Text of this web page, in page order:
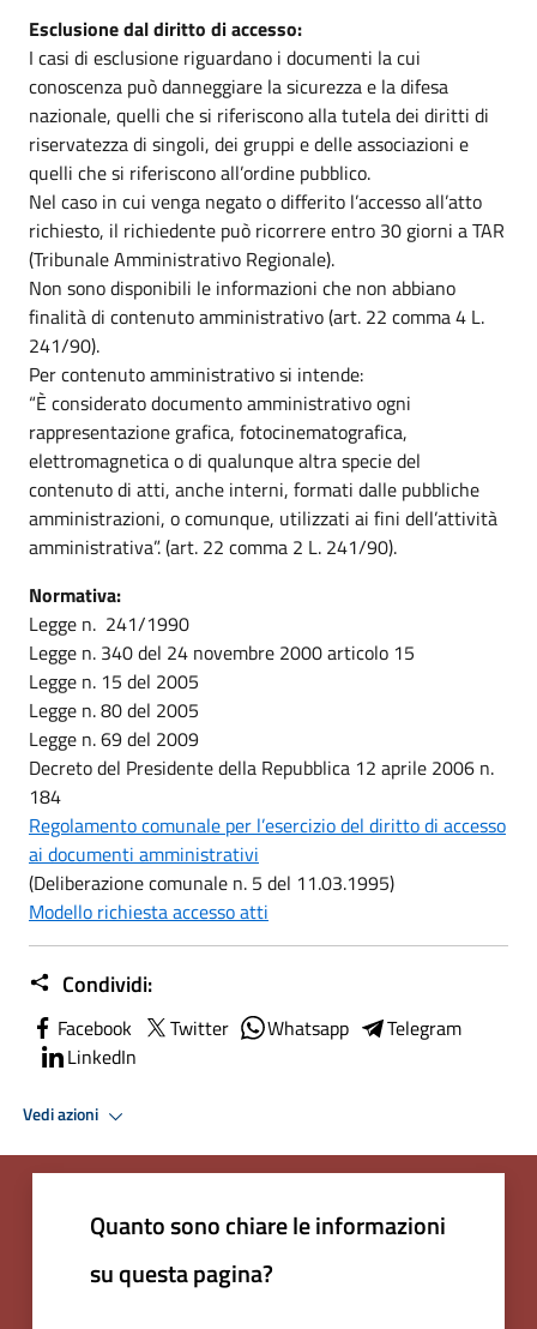
Esclusione dal diritto di accesso:
I casi di esclusione riguardano i documenti la cui
conoscenza può danneggiare la sicurezza e la difesa
nazionale, quelli che si riferiscono alla tutela dei diritti di
riservatezza di singoli, dei gruppi e delle associazioni e
quelli che si riferiscono all’ordine pubblico.
Nel caso in cui venga negato o differito l’accesso all’atto
richiesto, il richiedente può ricorrere entro 30 giorni a TAR
(Tribunale Amministrativo Regionale).
Non sono disponibili le informazioni che non abbiano
finalità di contenuto amministrativo (art. 22 comma 4 L.
241/90).
Per contenuto amministrativo si intende:
“È considerato documento amministrativo ogni
rappresentazione grafica, fotocinematografica,
elettromagnetica o di qualunque altra specie del
contenuto di atti, anche interni, formati dalle pubbliche
amministrazioni, o comunque, utilizzati ai fini dell’attività
amministrativa”. (art. 22 comma 2 L. 241/90).
Normativa:
Legge n. 241/1990
Legge n. 340 del 24 novembre 2000 articolo 15
Legge n. 15 del 2005
Legge n. 80 del 2005
Legge n. 69 del 2009
Decreto del Presidente della Repubblica 12 aprile 2006 n.
184
Regolamento comunale per l’esercizio del diritto di accesso
ai documenti amministrativi
(Deliberazione comunale n. 5 del 11.03.1995)
Modello richiesta accesso atti
Condividi:
Facebook Twitter Whatsapp
Telegram
LinkedIn
Vedi azioni
Quanto sono chiare le informazioni
su questa pagina?